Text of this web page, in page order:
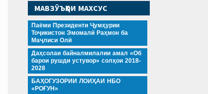
МАВЗӮЪҲОИ МАХСУС
Паёми Президенти Ҷумҳурии
Тоҷикистон Эмомалӣ Раҳмон ба
Маҷлиси Олӣ
Даҳсолаи байналмилалии амал «Об
барои рушди устувор» солҳои 2018-
2028
БАҲОГУЗОРИИ ЛОИҲАИ НБО
«РОҒУН»